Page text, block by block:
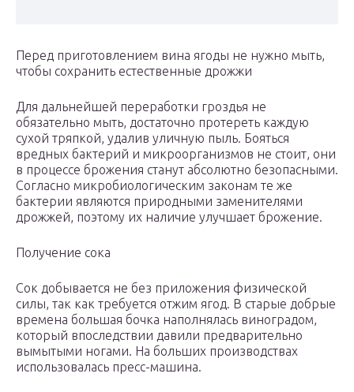
Перед приготовлением вина ягоды не нужно мыть,
чтобы сохранить естественные дрожжи
Для дальнейшей переработки гроздья не
обязательно мыть, достаточно протереть каждую
сухой тряпкой, удалив уличную пыль. Бояться
вредных бактерий и микроорганизмов не стоит, они
в процессе брожения станут абсолютно безопасными.
Согласно микробиологическим законам те же
бактерии являются природными заменителями
дрожжей, поэтому их наличие улучшает брожение.
Получение сока
Сок добывается не без приложения физической
силы, так как требуется отжим ягод. В старые добрые
времена большая бочка наполнялась виноградом,
который впоследствии давили предварительно
вымытыми ногами. На больших производствах
использовалась пресс-машина.